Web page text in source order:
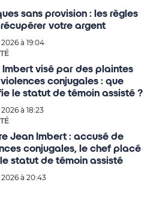
sans provision : les règles
votre argent
à 19:04
Imbert visé par des plaintes
conjugales : que
le statut de témoin assisté ?
à 18:23
Jean Imbert : accusé de
conjugales, le chef placé
statut de témoin assisté
à 20:43